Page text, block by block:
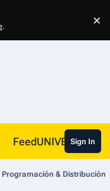
. ×
FeedUNIVERSSign In
Programación & Distribución